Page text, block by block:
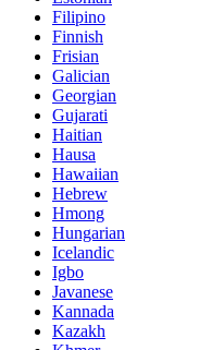
Filipino
Finnish
Frisian
Galician
Georgian
Gujarati
Haitian
Hausa
Hawaiian
Hebrew
Hmong
Hungarian
Icelandic
Igbo
Javanese
Kannada
Kazakh